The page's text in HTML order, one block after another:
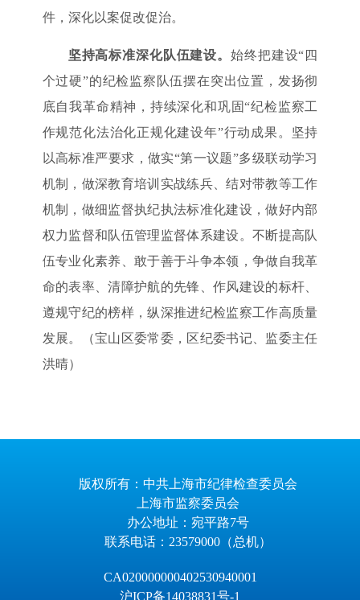
件，深化以案促改促治。
坚持高标准深化队伍建设。始终把建设“四
个过硬”的纪检监察队伍摆在突出位置，发扬彻
底自我革命精神，持续深化和巩固“纪检监察工
作规范化法治化正规化建设年”行动成果。坚持
以高标准严要求，做实“第一议题”多级联动学习
机制，做深教育培训实战练兵、结对带教等工作
机制，做细监督执纪执法标准化建设，做好内部
权力监督和队伍管理监督体系建设。不断提高队
伍专业化素养、敢于善于斗争本领，争做自我革
命的表率、清障护航的先锋、作风建设的标杆、
遵规守纪的榜样，纵深推进纪检监察工作高质量
发展。（宝山区委常委，区纪委书记、监委主任
洪晴）
版权所有：中共上海市纪律检查委员会
上海市监察委员会
办公地址：宛平路7号
联系电话：23579000（总机）
CA020000000402530940001
沪ICP备14038831号-1